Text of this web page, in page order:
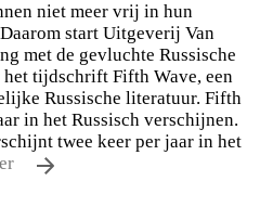
niet meer vrij in hun
start Uitgeverij Van
met de gevluchte Russische
tijdschrift Fifth Wave, een
Russische literatuur. Fifth
in het Russisch verschijnen.
twee keer per jaar in het